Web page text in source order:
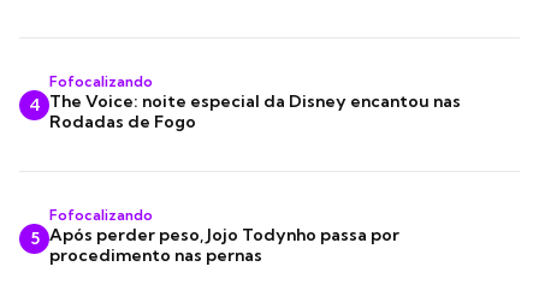
4
Fofocalizando
The Voice: noite especial da Disney encantou nas
Rodadas de Fogo
5
Fofocalizando
Após perder peso, Jojo Todynho passa por
procedimento nas pernas